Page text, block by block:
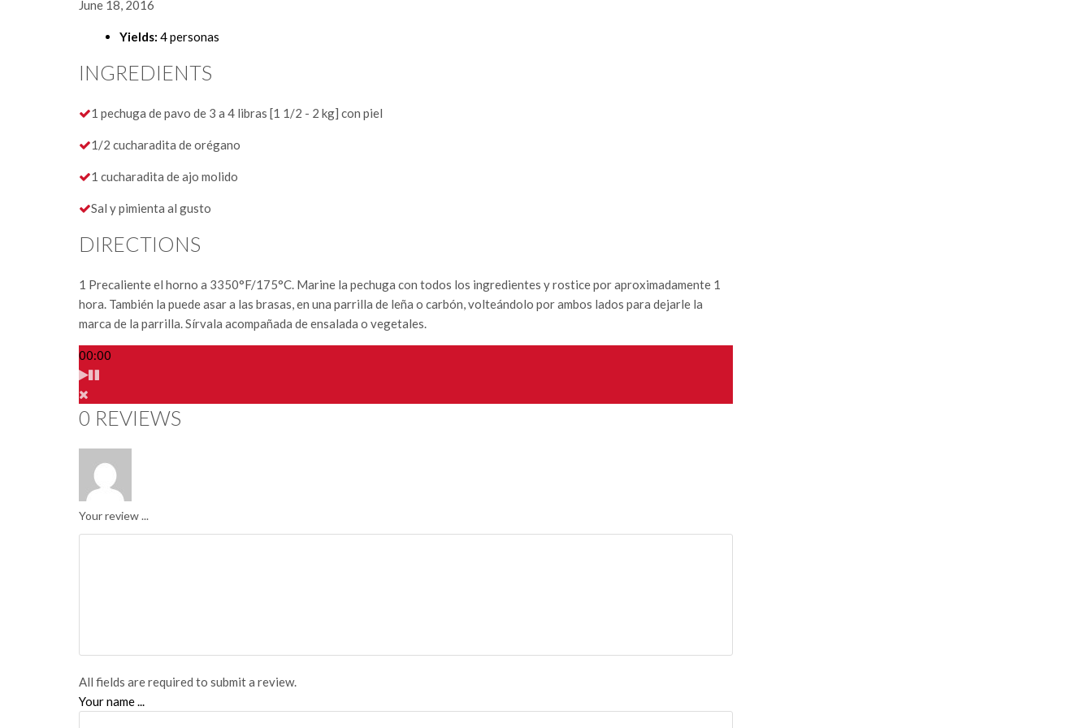
June 18, 2016
Yields: 4 personas
INGREDIENTS
1 pechuga de pavo de 3 a 4 libras [1 1/2 - 2 kg] con piel
1/2 cucharadita de orégano
1 cucharadita de ajo molido
Sal y pimienta al gusto
DIRECTIONS
1 Precaliente el horno a 3350°F/175°C. Marine la pechuga con todos los ingredientes y rostice por aproximadamente 1
hora. También la puede asar a las brasas, en una parrilla de leña o carbón, volteándolo por ambos lados para dejarle la
marca de la parrilla. Sírvala acompañada de ensalada o vegetales.
00:00
0 REVIEWS
Your review ...
All fields are required to submit a review.
Your name ...